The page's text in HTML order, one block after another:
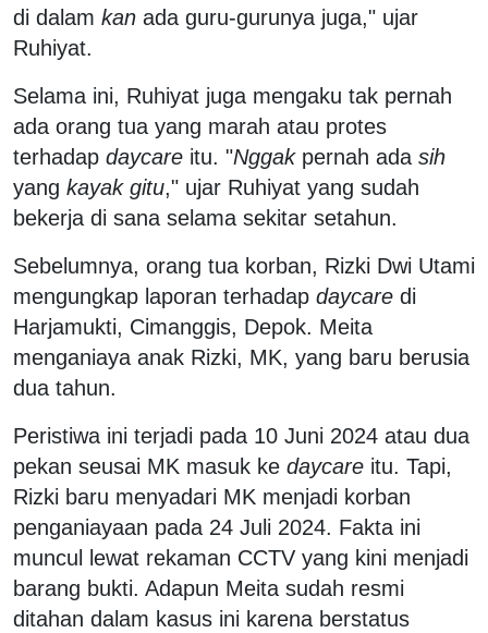
di dalam kan ada guru-gurunya juga," ujar
Ruhiyat.
Selama ini, Ruhiyat juga mengaku tak pernah
ada orang tua yang marah atau protes
terhadap daycare itu. "Nggakpernah ada sih
yang kayak gitu," ujar Ruhiyat yang sudah
bekerja di sana selama sekitar setahun.
Sebelumnya, orang tua korban, Rizki Dwi Utami
mengungkap laporan terhadap daycare di
Harjamukti, Cimanggis, Depok. Meita
menganiaya anak Rizki, MK, yang baru berusia
dua tahun.
Peristiwa ini terjadi pada 10 Juni 2024 atau dua
pekan seusai MK masuk ke daycare itu. Tapi,
Rizki baru menyadari MK menjadi korban
penganiayaan pada 24 Juli 2024. Fakta ini
muncul lewat rekaman CCTV yang kini menjadi
barang bukti. Adapun Meita sudah resmi
ditahan dalam kasus ini karena berstatus